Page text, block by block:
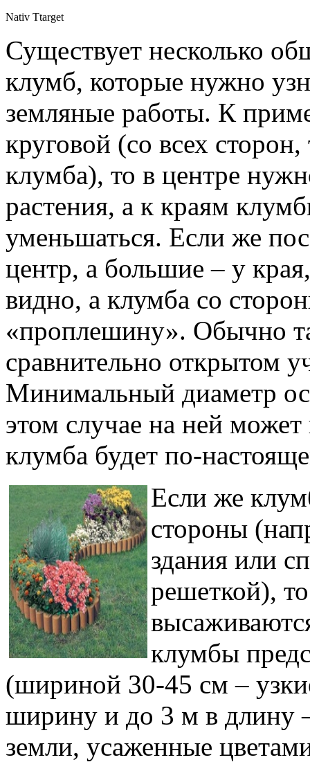
Nativ Ttarget
Существует несколько
клумб, которые нужно
земляные работы. К
круговой (со всех
клумба), то в центре
растения, а к краям
уменьшаться. Если же
центр, а большие – у
видно, а клумба со
«проплешину». Обычно
сравнительно открытом
Минимальный диаметр
этом случае на ней
клумба будет по-
Если же
стороны
здания или
решеткой),
клумбы
(шириной 30-45 см –
ширину и до 3 м в длину
земли, усаженные